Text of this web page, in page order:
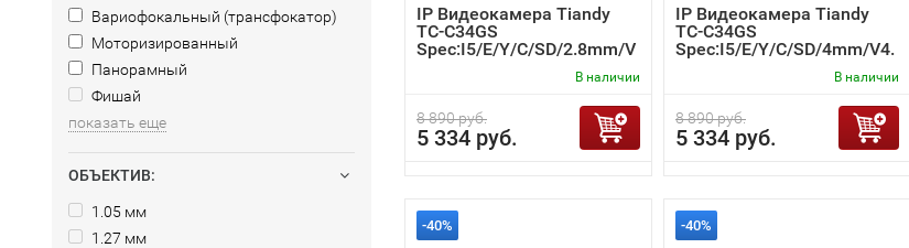
Вариофокальный (трансфокатор)
Моторизированный
Панорамный
Фишай
показать еще
ОБЪЕКТИВ:
1.05 мм
1.27 мм
IP Видеокамера Tiandy
TC-C34GS
Spec:I5/E/Y/C/SD/2.8mm/V
В наличии
8 890 руб.
5 334 руб.
IP Видеокамера Tiandy
TC-C34GS
Spec:I5/E/Y/C/SD/4mm/V4.
В наличии
8 890 руб.
5 334 руб.
-40% -40%